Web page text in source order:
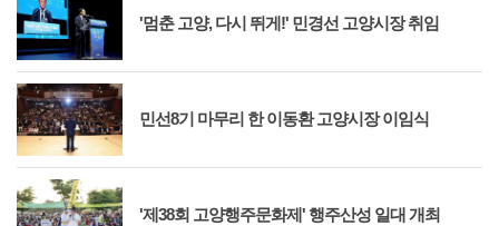
'멈춘 고양, 다시 뛰게!' 민경선 고양시장 취임
민선8기 마무리 한 이동환 고양시장 이임식
'제38회 고양행주문화제' 행주산성 일대 개최